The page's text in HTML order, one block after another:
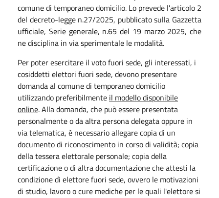
comune di temporaneo domicilio. Lo prevede l'articolo 2
del decreto-legge n.27/2025, pubblicato sulla Gazzetta
ufficiale, Serie generale, n.65 del 19 marzo 2025, che
ne disciplina in via sperimentale le modalità.
Per poter esercitare il voto fuori sede, gli interessati, i
cosiddetti elettori fuori sede, devono presentare
domanda al comune di temporaneo domicilio
utilizzando preferibilmente il modello disponibile
online. Alla domanda, che può essere presentata
personalmente o da altra persona delegata oppure in
via telematica, è necessario allegare copia di un
documento di riconoscimento in corso di validità; copia
della tessera elettorale personale; copia della
certificazione o di altra documentazione che attesti la
condizione dì elettore fuori sede, ovvero le motivazioni
di studio, lavoro o cure mediche per le quali l'elettore si